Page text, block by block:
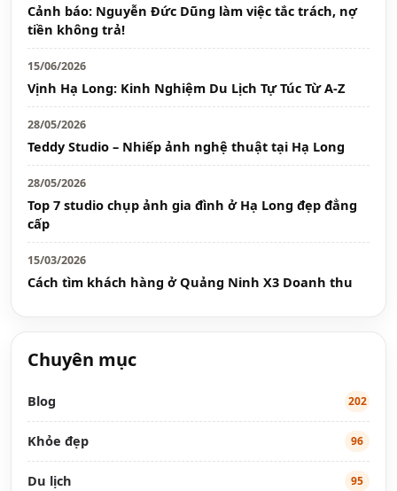
Cảnh báo: Nguyễn Đức Dũng làm việc tắc trách, nợ
tiền không trả!
15/06/2026
Vịnh Hạ Long: Kinh Nghiệm Du Lịch Tự Túc Từ A-Z
28/05/2026
Teddy Studio – Nhiếp ảnh nghệ thuật tại Hạ Long
28/05/2026
Top 7 studio chụp ảnh gia đình ở Hạ Long đẹp đẳng
cấp
15/03/2026
Cách tìm khách hàng ở Quảng Ninh X3 Doanh thu
Chuyên mục
Blog 202
Khỏe đẹp 96
Du lịch 95